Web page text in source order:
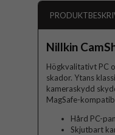
Nillkin
Högkvalitativt PC
skador. Ytans
kameraskydd
MagSafe-
Hård PC-
Skjutbart